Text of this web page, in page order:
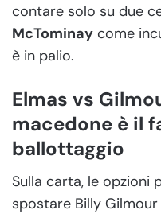
contare solo su due
McTominay come
è in palio.
Elmas vs
macedone è il
ballottaggio
Sulla carta, le opzioni
spostare Billy